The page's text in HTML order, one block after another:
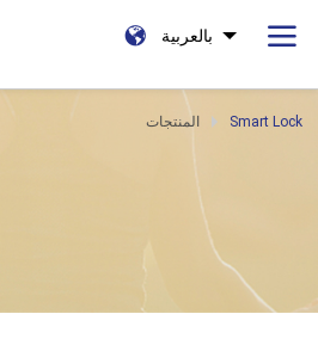
بالعربية
المنتجات Smart Lock